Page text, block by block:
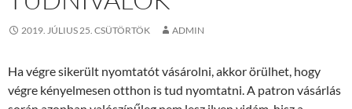
2019. JÚLIUS 25. CSÜTÖRTÖK ADMIN
Ha végre sikerült nyomtatót vásárolni, akkor örülhet, hogy
végre kényelmesen otthon is tud nyomtatni. A patron vásárlás